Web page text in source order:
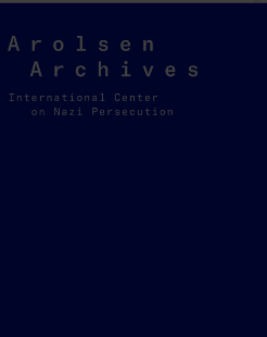
Arolsen
Archives